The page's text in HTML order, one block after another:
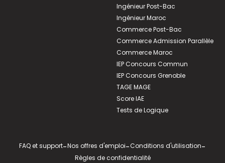
Ingénieur Post-Bac
Ingénieur Maroc
Commerce Post-Bac
Commerce Admission Parallèle
Commerce Maroc
IEP Concours Commun
IEP Concours Grenoble
TAGE MAGE
Score IAE
Tests de Logique
FAQ et support-Nos offres d'emploi-Conditions d'utilisation-
Règles de confidentialité